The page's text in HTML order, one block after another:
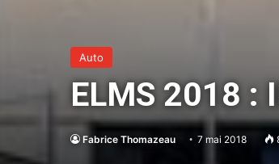
Auto
ELMS 2018 :
Fabrice Thomazeau 7 mai 2018